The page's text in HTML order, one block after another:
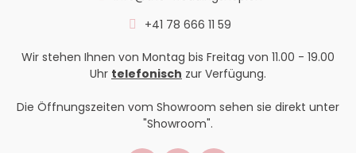
+41 78 666 11 59
Wir stehen Ihnen von Montag bis Freitag von 11.00 - 19.00
Uhr telefonisch zur Verfügung.
Die Öffnungszeiten vom Showroom sehen sie direkt unter
"Showroom".